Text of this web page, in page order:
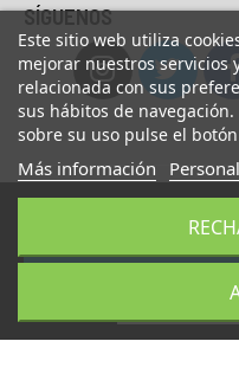
Este sitio web utiliza
mejorar nuestros servicios
relacionada con sus
sus hábitos de
sobre su uso pulse el
Más información
AÑADIR A LA CESTA
SÍGUENOS
© Copyright 2023